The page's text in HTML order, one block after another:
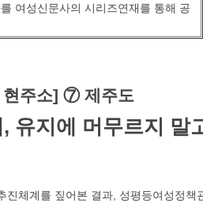
여성신문사의 시리즈연재를 통해 공
현주소] ⑦ 제주도
유지에 머무르지 말
진체계를 짚어본 결과, 성평등여성정책